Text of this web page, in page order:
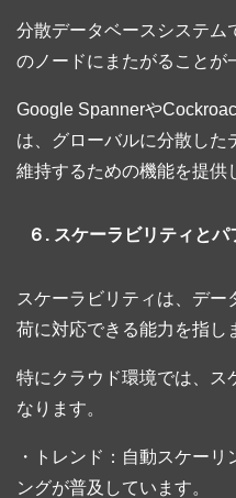
分散データベースシステム
のノードにまたがることが
Google Spannerや
は、グローバルに分散した
維持するための機能を提供
６. スケーラビリティとパ
スケーラビリティは、デー
荷に対応できる能力を指し
特にクラウド環境では、ス
なります。
・トレンド：自動スケー
ングが普及しています。